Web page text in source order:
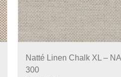
Natté Linen Chalk XL –
300